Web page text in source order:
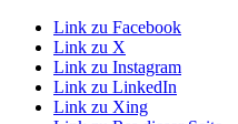
Link zu Facebook
Link zu X
Link zu Instagram
Link zu LinkedIn
Link zu Xing